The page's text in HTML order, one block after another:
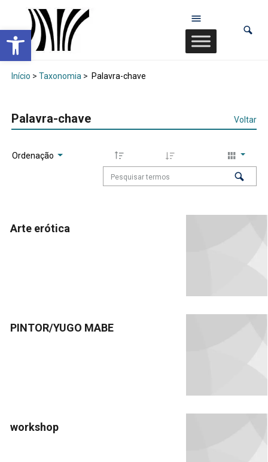
Abrir a barra de ferramentas
Início > Taxonomia > Palavra-chave
Palavra-chave Voltar
Ordenação
Arte erótica
PINTOR/YUGO MABE
workshop